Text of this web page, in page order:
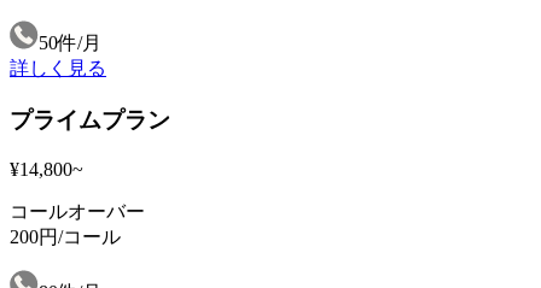
50件/月
詳しく見る
プライムプラン
¥14,800~
コールオーバー
200円/コール